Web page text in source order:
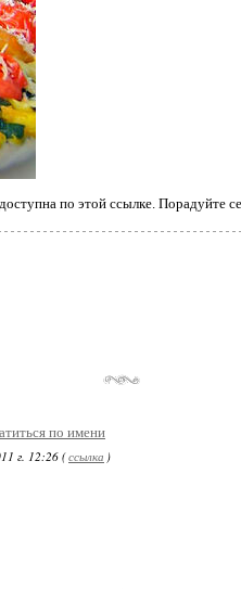
доступна по этой ссылке. Порадуйте
по имени
г. 12:26 (ссылка )